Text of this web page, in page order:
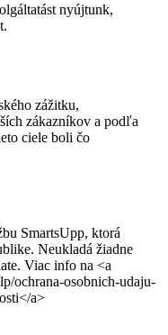
nyújtunk,
zážitku,
zákazníkov a podľa
ciele boli čo
SmartsUpp, ktorá
Neukladá žiadne
Viac info na <a
ochrana-osobnich-udaju-
a>